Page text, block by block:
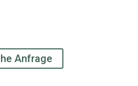
Anfrage